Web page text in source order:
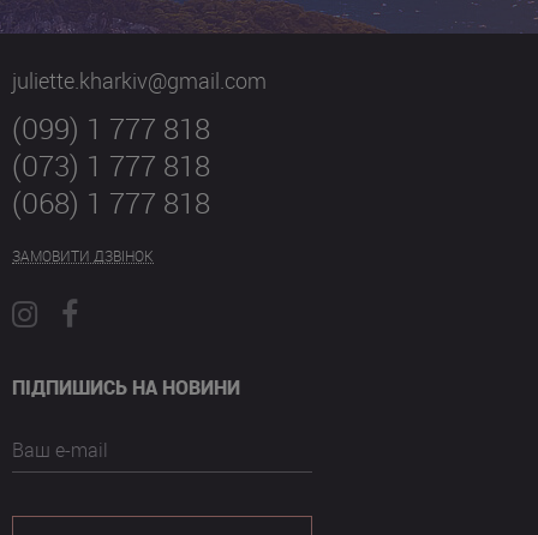
juliette.kharkiv@gmail.com
(099) 1 777 818
(073) 1 777 818
(068) 1 777 818
ЗАМОВИТИ ДЗВІНОК
ПІДПИШИСЬ НА НОВИНИ
Ваш e-mail